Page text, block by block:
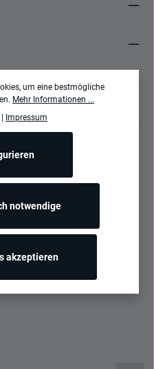
widerrufen
nicht anders angegeben.
um eine bestmögliche
Mehr Informationen ...
| Impressum
notwendige
akzeptieren